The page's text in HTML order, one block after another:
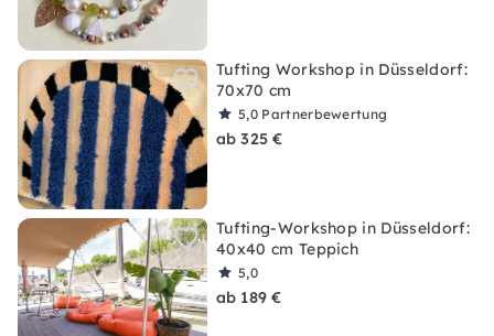
Tufting Workshop in Düsseldorf:
70x70 cm
5,0 Partnerbewertung
ab 325 €
Tufting-Workshop in Düsseldorf:
40x40 cm Teppich
5,0
ab 189 €